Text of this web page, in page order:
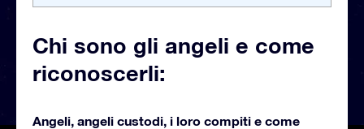
Chi sono gli angeli e come
riconoscerli:
Angeli, angeli custodi, i loro compiti e come